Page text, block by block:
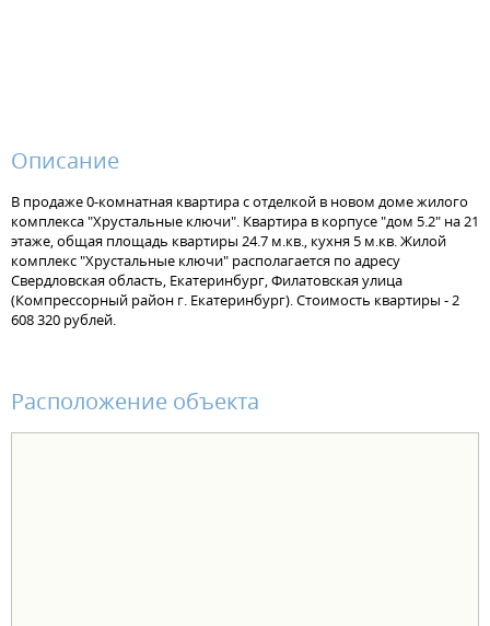
Описание
В продаже 0-комнатная квартира с отделкой в новом доме жилого
комплекса "Хрустальные ключи". Квартира в корпусе "дом 5.2" на 21
этаже, общая площадь квартиры 24.7 м.кв., кухня 5 м.кв. Жилой
комплекс "Хрустальные ключи" располагается по адресу
Свердловская область, Екатеринбург, Филатовская улица
(Компрессорный район г. Екатеринбург). Стоимость квартиры - 2
608 320 рублей.
Расположение объекта